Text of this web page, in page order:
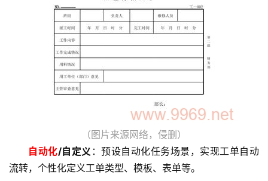
首
（图片来源网络，侵删）
自动化/自定义 ：预设自动化任务场景，实现工单自动
流转，个性化定义工单类型、模板、表单等。